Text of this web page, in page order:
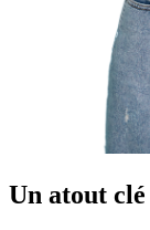
Un atout